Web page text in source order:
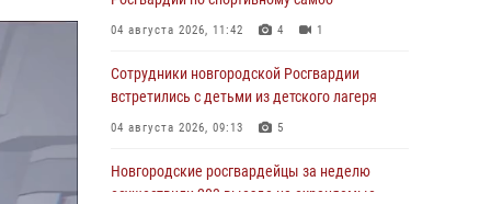
04 августа 2026, 11:42 4 1
Сотрудники новгородской Росгвардии
встретились с детьми из детского лагеря
04 августа 2026, 09:13 5
Новгородские росгвардейцы за неделю
осуществили 203 выезда на охраняемые